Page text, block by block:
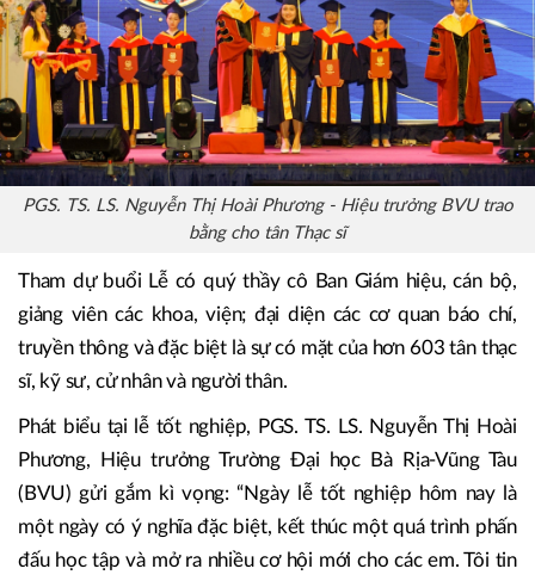
PGS. TS. LS. Nguyễn Thị Hoài Phương - Hiệu trưởng BVU trao
bằng cho tân Thạc sĩ
Tham dự buổi Lễ có quý thầy cô Ban Giám hiệu, cán bộ,
giảng viên các khoa, viện; đại diện các cơ quan báo chí,
truyền thông và đặc biệt là sự có mặt của hơn 603 tân thạc
sĩ, kỹ sư, cử nhân và người thân.
Phát biểu tại lễ tốt nghiệp, PGS. TS. LS. Nguyễn Thị Hoài
Phương, Hiệu trưởng Trường Đại học Bà Rịa-Vũng Tàu
(BVU) gửi gắm kì vọng: “Ngày lễ tốt nghiệp hôm nay là
một ngày có ý nghĩa đặc biệt, kết thúc một quá trình phấn
đấu học tập và mở ra nhiều cơ hội mới cho các em. Tôi tin